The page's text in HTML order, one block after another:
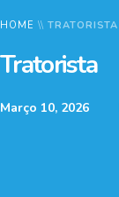
HOME \\TRATORISTA
Tratorista
Março 10, 2026